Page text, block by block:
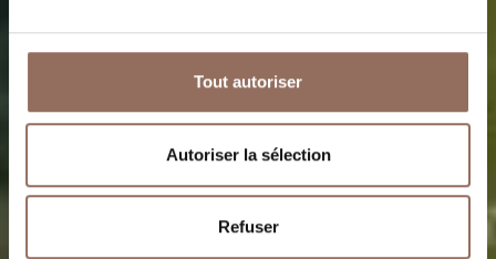
Tout autoriser
Autoriser la sélection
Refuser